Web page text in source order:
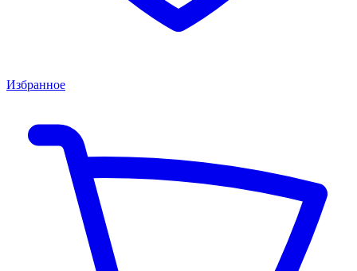
Избранное